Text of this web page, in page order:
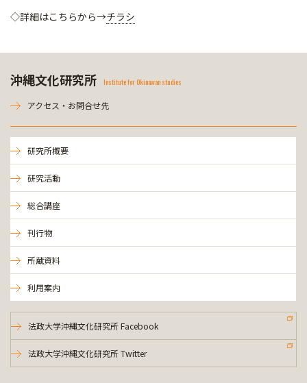
◇詳細はこちらから→チラシ
沖縄文化研究所 Institute for Okinawan studies
アクセス・お問合せ先
研究所概要
研究活動
総合講座
刊行物
所蔵資料
利用案内
法政大学沖縄文化研究所 Facebook
法政大学沖縄文化研究所 Twitter